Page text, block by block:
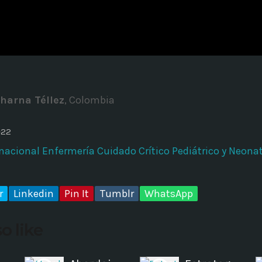
Time
Téllez, Colombia
Enfermería Cuidado Crítico Pediátrico y
Linkedin Pin It Tumblr WhatsApp